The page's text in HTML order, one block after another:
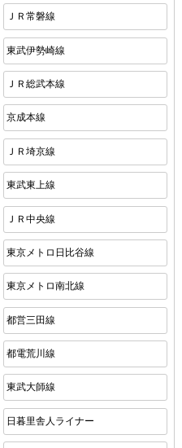
ＪＲ常磐線
東武伊勢崎線
ＪＲ総武本線
京成本線
ＪＲ埼京線
東武東上線
ＪＲ中央線
東京メトロ日比谷線
東京メトロ南北線
都営三田線
都電荒川線
東武大師線
日暮里舎人ライナー